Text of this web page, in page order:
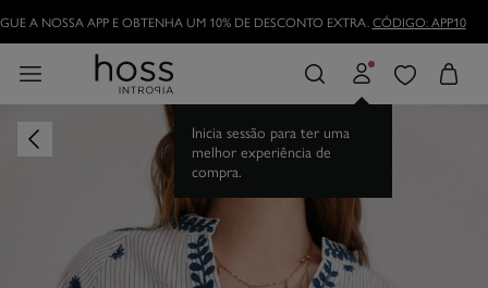
A NOSSA APP E OBTENHA UM 10% DE DESCONTO EXTRA.CÓDIGO: APP10
Inicia sessão para ter uma
melhor experiência de
compra.